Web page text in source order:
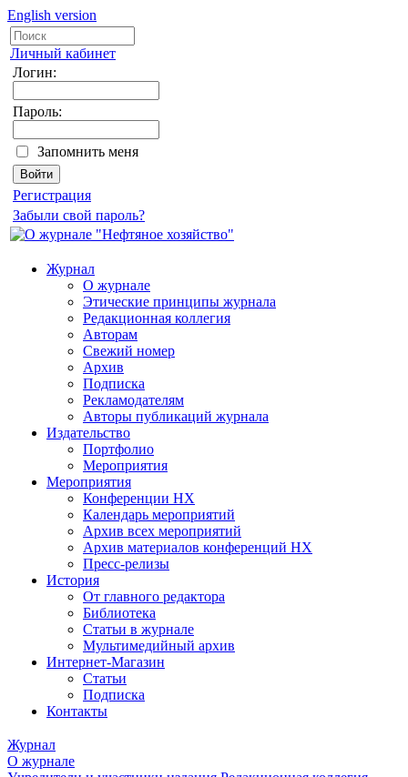
English version
Личный кабинет
Логин:
Пароль:
Запомнить меня
Регистрация
Забыли свой пароль?
Журнал
О журнале
Этические принципы журнала
Редакционная коллегия
Авторам
Свежий номер
Архив
Подписка
Рекламодателям
Авторы публикаций журнала
Издательство
Портфолио
Мероприятия
Мероприятия
Конференции НХ
Календарь мероприятий
Архив всех мероприятий
Архив материалов конференций НХ
Пресс-релизы
История
От главного редактора
Библиотека
Статьи в журнале
Мультимедийный архив
Интернет-Магазин
Статьи
Подписка
Контакты
Журнал
О журнале